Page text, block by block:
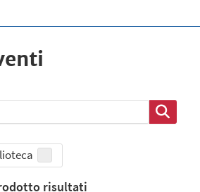
risultati